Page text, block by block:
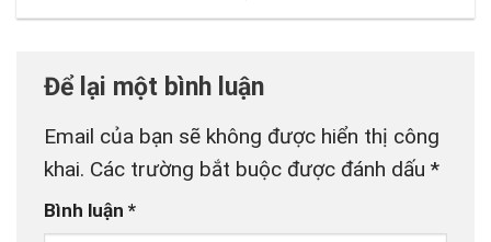
Để lại một bình luận
Email của bạn sẽ không được hiển thị công
khai. Các trường bắt buộc được đánh dấu *
Bình luận *